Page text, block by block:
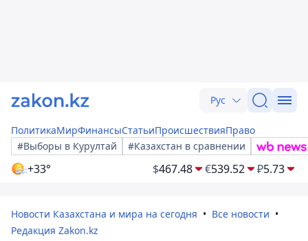
Рус
ПолитикаМирФинансыСтатьиПроисшествияПраво
#Выборы в Курултай
#Казахстан в сравнении
+33° $467.48 €539.52 ₽5.73
Новости Казахстана и мира на сегодня
Все новости
Редакция Zakon.kz